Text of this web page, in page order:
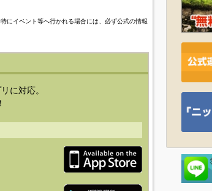
にイベント等へ行かれる場合には、必ず公式の情報
に対応。